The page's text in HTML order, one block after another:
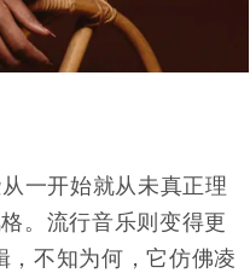
一开始就从未真正理
。流行音乐则变得更
，不知为何，它仿佛凌